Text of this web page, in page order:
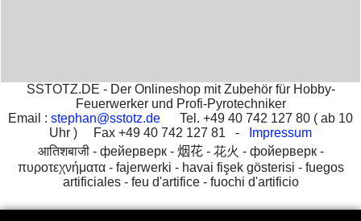
SSTOTZ.DE - Der Onlineshop mit Zubehör für Hobby-
Feuerwerker und Profi-Pyrotechniker
Email : stephan@sstotz.de Tel. +49 40 742 127 80 ( ab 10
Uhr ) Fax +49 40 742 127 81 -
Impressum
आतिशबाजी - фейерверк - 烟花 - 花火 - фойерверк -
πυροτεχνήματα - fajerwerki - havai fişek gösterisi - fuegos
artificiales - feu d'artifice - fuochi d'artificio